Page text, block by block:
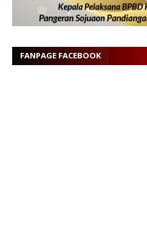
FANPAGE FACEBOOK